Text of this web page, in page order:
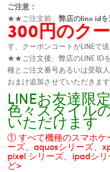
ご注意：
★★ご注文前、 弊店のline idを
300円のク
す、クーポンコートがLINEで
★★ご注文後、弊店のLINE ID
種とご注文番号あるいは受取
おまけ追加させていただきます
LINEお友達限
色々スタイル
いただけます
① すべて機種のスマホケ
ーズ、aquosシリーズ、
pixel シリーズ、ipadシ
ど>